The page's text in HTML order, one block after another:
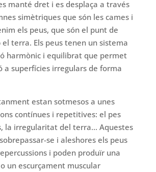
manté dret i es desplaça a través
simètriques que són les cames i
els peus, que són el punt de
terra. Els peus tenen un sistema
harmònic i equilibrat que permet
a superfícies irregulars de forma
estan sotmesos a unes
contínues i repetitives: el pes
la irregularitat del terra… Aquestes
se i aleshores els peus
i poden produïr una
un escurçament muscular